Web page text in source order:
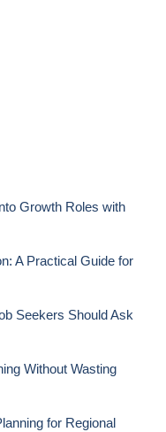
Growth Roles with
A Practical Guide for
Seekers Should Ask
Without Wasting
for Regional